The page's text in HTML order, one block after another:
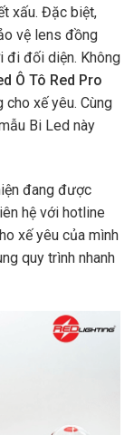
xấu. Đặc biệt,
vệ lens đồng
đi đối diện. Không
Ô Tô Red Pro
xế yêu. Cùng
Bi Led này
đang được
hệ với hotline
xế yêu của mình
quy trình nhanh